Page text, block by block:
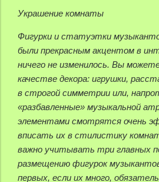
Украшение комнаты
Фигурки и статуэтки
были прекрасным акцентом в
ничего не изменилось. Вы
качестве декора: игрушки,
в строгой симметрии или,
«разбавленные» музыкальной
элементами смотрятся очень
вписать их в стилистику
важно учитывать три главных
размещению фигурок
первых, если их много,